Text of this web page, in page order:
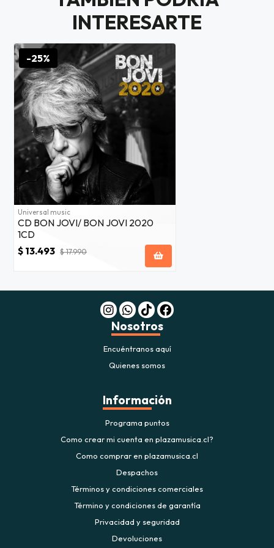
INTERESARTE
-25%
Universal music
CD BON JOVI/ BON JOVI 2020
1CD
$ 13.493 $ 17.990
Nosotros
Encuéntranos aquí
Quienes somos
Información
Programa puntos
Como crear mi cuenta en plazamusica.cl?
Como comprar en plazamusica.cl
Despachos
Términos y condiciones comerciales
Término y condiciones de garantía
Privacidad y seguridad
Devoluciones